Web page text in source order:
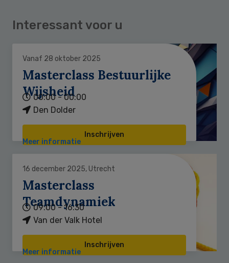
Interessant voor u
Vanaf 28 oktober 2025
Masterclass Bestuurlijke
Wijsheid
00:00 - 00:00
Den Dolder
Inschrijven
Meer informatie
16 december 2025, Utrecht
Masterclass
Teamdynamiek
09:00 - 16:30
Van der Valk Hotel
Inschrijven
Meer informatie